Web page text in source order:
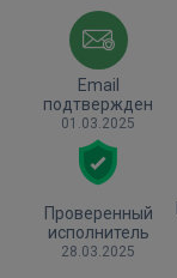
Email
подтвержден
01.03.2025
Проверенный
исполнитель
28.03.2025